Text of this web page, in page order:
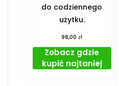
do codziennego
użytku.
98,00zł
Zobacz gdzie
kupić najtaniej